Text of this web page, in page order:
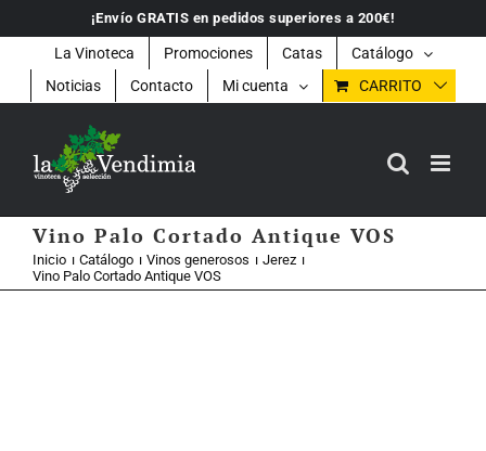
contenido
¡Envío GRATIS en pedidos superiores a 200€!
La Vinoteca Promociones Catas
Catálogo
Noticias
Contacto Mi cuenta CARRITO
Vino Palo Cortado Antique VOS
Inicio Catálogo Vinos generosos
Jerez
Vino Palo Cortado Antique VOS